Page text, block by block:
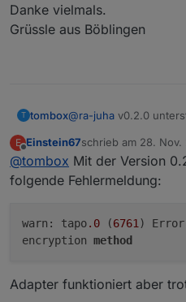
Danke vielmals.
Grüssle aus Böblingen
T tombox@ra-juha v0.2.0
E
Offline
Einstein67schrieb am 28. Nov.
zuletzt editiert von
@tombox Mit der Version
folgende Fehlermeldung:
warn: tapo.0 (6761 )
encryption method
Adapter funktioniert aber